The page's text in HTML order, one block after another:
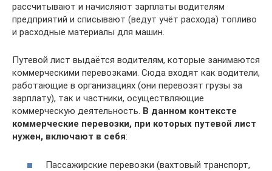
рассчитывают и начисляют зарплаты водителям
предприятий и списывают (ведут учёт расхода) топливо
и расходные материалы для машин.
Путевой лист выдаётся водителям, которые занимаются
коммерческими перевозками. Сюда входят как водители,
работающие в организациях (они перевозят грузы за
зарплату), так и частники, осуществляющие
коммерческую деятельность. В данном контексте
коммерческие перевозки, при которых путевой лист
нужен, включают в себя:
Пассажирские перевозки (вахтовый транспорт,